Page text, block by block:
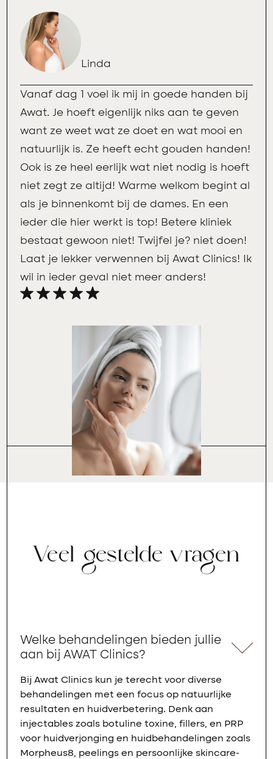
Linda
Vanaf dag 1 voel ik mij in goede handen bij
Awat. Je hoeft eigenlijk niks aan te geven
want ze weet wat ze doet en wat mooi en
natuurlijk is. Ze heeft echt gouden handen!
Ook is ze heel eerlijk wat niet nodig is hoeft
niet zegt ze altijd! Warme welkom begint al
als je binnenkomt bij de dames. En een
ieder die hier werkt is top! Betere kliniek
bestaat gewoon niet! Twijfel je? niet doen!
Laat je lekker verwennen bij Awat Clinics! Ik
wil in ieder geval niet meer anders!
Veel gestelde vragen
Welke behandelingen bieden jullie
aan bij AWAT Clinics?
Bij Awat Clinics kun je terecht voor diverse
behandelingen met een focus op natuurlijke
resultaten en huidverbetering. Denk aan
injectables zoals botuline toxine, fillers, en PRP
voor huidverjonging en huidbehandelingen zoals
Morpheus8, peelings en persoonlijke skincare-